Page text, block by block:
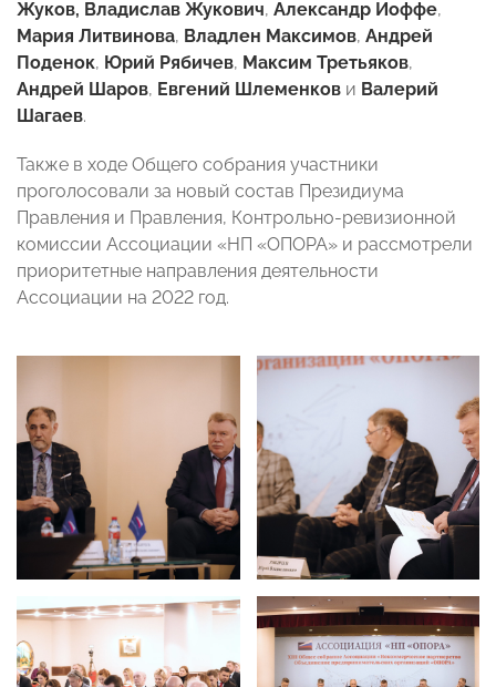
Жуков, Владислав Жукович, Александр Иоффе,
Мария Литвинова, Владлен Максимов, Андрей
Поденок, Юрий Рябичев, Максим Третьяков,
Андрей Шаров, Евгений Шлеменков и Валерий
Шагаев.
Также в ходе Общего собрания участники
проголосовали за новый состав Президиума
Правления и Правления, Контрольно-ревизионной
комиссии Ассоциации «НП «ОПОРА» и рассмотрели
приоритетные направления деятельности
Ассоциации на 2022 год.